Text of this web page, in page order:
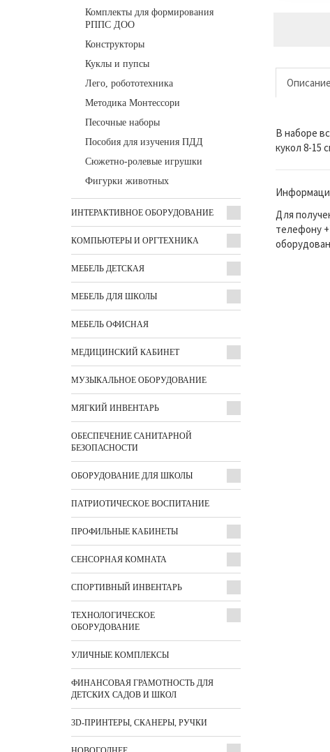
Комплекты для формирования
РППС ДОО
Конструкторы
Куклы и пупсы
Лего, робототехника
Методика Монтессори
Песочные наборы
Пособия для изучения ПДД
Сюжетно-ролевые игрушки
Фигурки животных
ИНТЕРАКТИВНОЕ ОБОРУДОВАНИЕ
КОМПЬЮТЕРЫ И ОРГТЕХНИКА
МЕБЕЛЬ ДЕТСКАЯ
МЕБЕЛЬ ДЛЯ ШКОЛЫ
МЕБЕЛЬ ОФИСНАЯ
МЕДИЦИНСКИЙ КАБИНЕТ
МУЗЫКАЛЬНОЕ ОБОРУДОВАНИЕ
МЯГКИЙ ИНВЕНТАРЬ
ОБЕСПЕЧЕНИЕ САНИТАРНОЙ
БЕЗОПАСНОСТИ
ОБОРУДОВАНИЕ ДЛЯ ШКОЛЫ
ПАТРИОТИЧЕСКОЕ ВОСПИТАНИЕ
ПРОФИЛЬНЫЕ КАБИНЕТЫ
СЕНСОРНАЯ КОМНАТА
СПОРТИВНЫЙ ИНВЕНТАРЬ
ТЕХНОЛОГИЧЕСКОЕ
ОБОРУДОВАНИЕ
УЛИЧНЫЕ КОМПЛЕКСЫ
ФИНАНСОВАЯ ГРАМОТНОСТЬ ДЛЯ
ДЕТСКИХ САДОВ И ШКОЛ
3D-ПРИНТЕРЫ, СКАНЕРЫ, РУЧКИ
Описание
В наборе
кукол 8-15
Для
телефону